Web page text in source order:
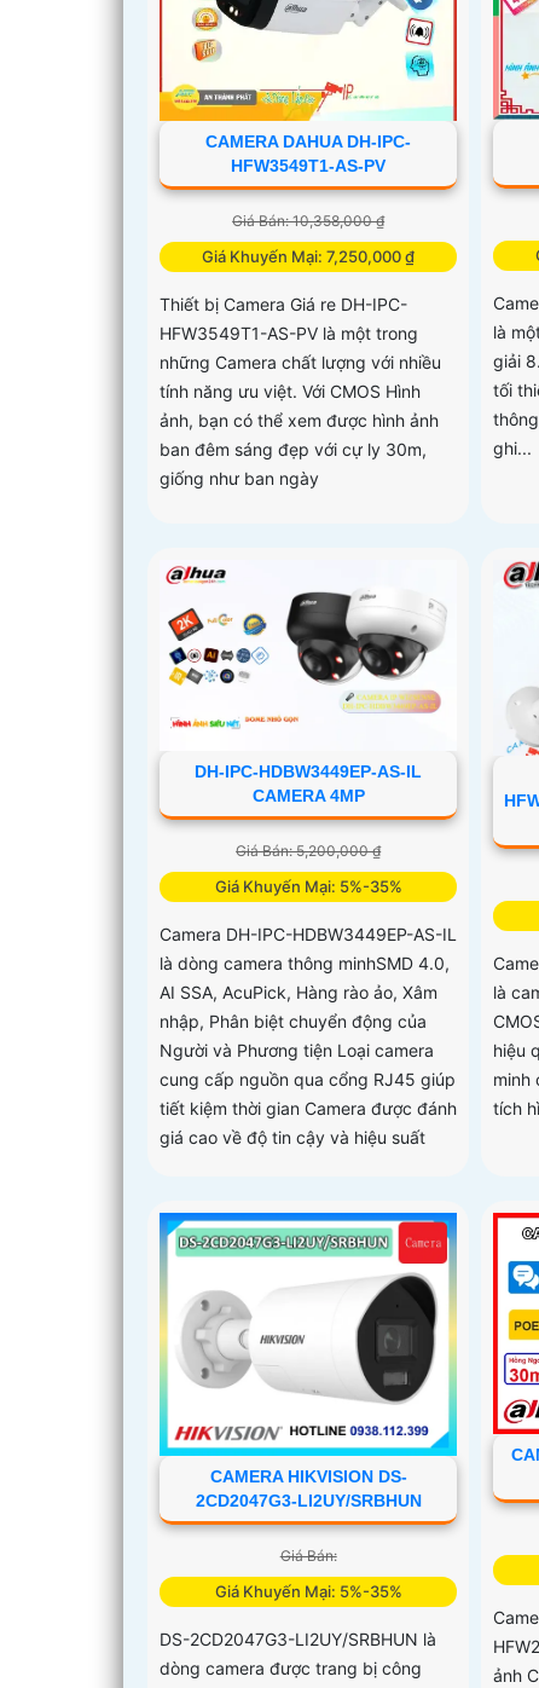
CAMERA DAHUA DH-IPC-
HFW3549T1-AS-PV
Giá Bán: 10,358,000 ₫
Giá Khuyến Mại: 7,250,000 ₫
Thiết bị Camera Giá re DH-IPC-
HFW3549T1-AS-PV là một trong
những Camera chất lượng với nhiều
tính năng ưu việt. Với CMOS Hình
ảnh, bạn có thể xem được hình ảnh
ban đêm sáng đẹp với cự ly 30m,
giống như ban ngày
là
giải
tối
ghi...
DH-IPC-HDBW3449EP-AS-IL
CAMERA 4MP
Giá Bán: 5,200,000 ₫
Giá Khuyến Mại: 5%-35%
Camera DH-IPC-HDBW3449EP-AS-IL
là dòng camera thông minhSMD 4.0,
AI SSA, AcuPick, Hàng rào ảo, Xâm
nhập, Phân biệt chuyển động của
Người và Phương tiện Loại camera
cung cấp nguồn qua cổng RJ45 giúp
tiết kiệm thời gian Camera được đánh
giá cao về độ tin cậy và hiệu suất
là
hiệu
minh
tích
CAMERA HIKVISION DS-
2CD2047G3-LI2UY/SRBHUN
Giá Bán:
Giá Khuyến Mại: 5%-35%
DS-2CD2047G3-LI2UY/SRBHUN là
dòng camera được trang bị công
ảnh